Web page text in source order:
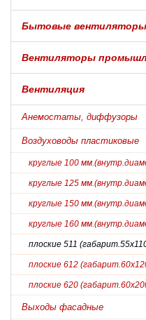
Бытовые вентиляторы
Вентиляторы
Вентиляция
Анемостаты, диффузоры
Воздуховоды пластиковые
круглые 100
круглые 125
круглые 150
круглые 160
плоские 511
плоские 612
плоские 620
Выходы фасадные